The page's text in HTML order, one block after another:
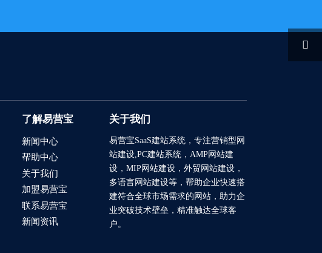
了解易营宝
新闻中心
帮助中心
关于我们
加盟易营宝
联系易营宝
新闻资讯
关于我们
易营宝SaaS建站系统，专注营销型网
站建设,PC建站系统，AMP网站建
设，MIP网站建设，外贸网站建设，
多语言网站建设等，帮助企业快速搭
建符合全球市场需求的网站，助力企
业突破技术壁垒，精准触达全球客
户。
